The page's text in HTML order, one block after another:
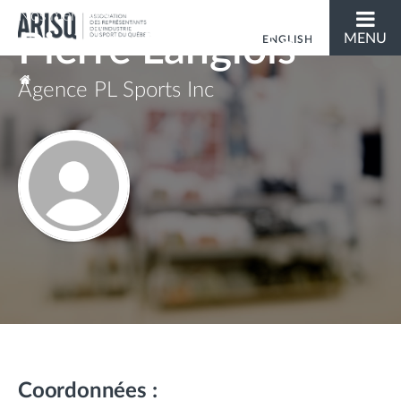
ENGLISH MENU
Vous êtes ici
Nos membres
Pierre Langlois
Agence PL Sports Inc
Coordonnées :